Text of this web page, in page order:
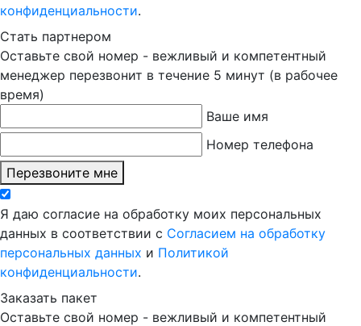
конфиденциальности.
Стать партнером
Оставьте свой номер - вежливый и компетентный
менеджер перезвонит в течение 5 минут (в рабочее
время)
Ваше имя
Номер телефона
Перезвоните мне
Я даю согласие на обработку моих персональных
данных в соответствии с Согласием на обработку
персональных данных и Политикой
конфиденциальности.
Заказать пакет
Оставьте свой номер - вежливый и компетентный